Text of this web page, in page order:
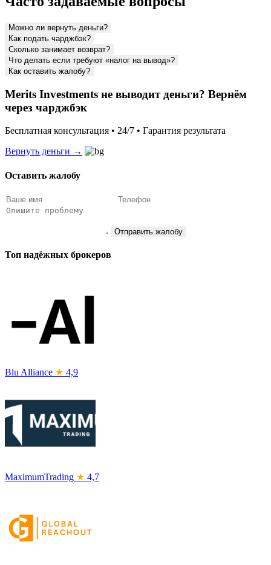
Можно ли вернуть деньги?
Как подать чарджбэк?
Сколько занимает возврат?
Что делать если требуют «налог на вывод»?
Как оставить жалобу?
Merits Investments не выводит деньги? Вернём
через чарджбэк
Бесплатная консультация • 24/7 • Гарантия результата
Вернуть деньги →
Оставить жалобу
Отправить жалобу
Топ надёжных брокеров
Blu Alliance ★ 4,9
MaximumTrading ★ 4,7